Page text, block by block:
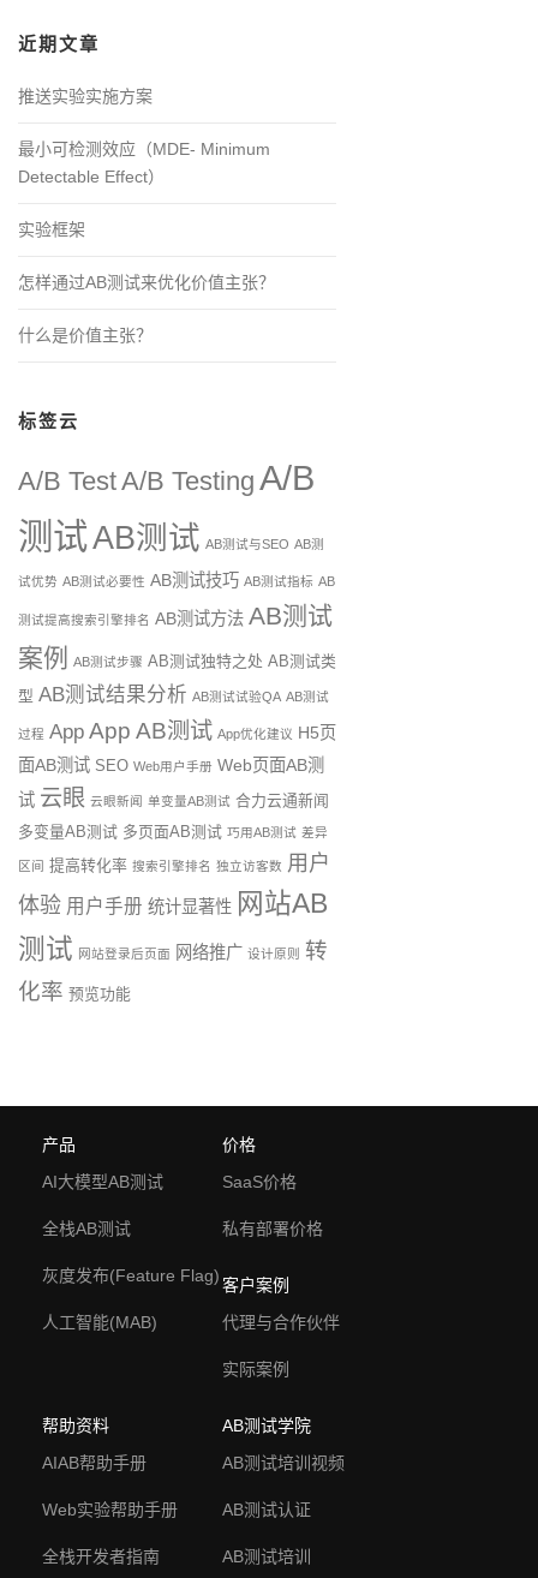
近期文章
推送实验实施方案
最小可检测效应（MDE- Minimum
Detectable Effect）
实验框架
怎样通过AB测试来优化价值主张？
什么是价值主张？
标签云
A/B TestA/B Testing A/B
测试AB测试 AB测试与SEO AB测
试优势 AB测试必要性 AB测试技巧 AB测试指标 AB
测试提高搜索引擎排名 AB测试方法 AB测试
案例
AB测试步骤 AB测试独特之处 AB测试类
型 AB测试结果分析 AB测试试验QA AB测试
过程 App App AB测试 App优化建议 H5页
面AB测试 SEO Web用户手册 Web页面AB测
试 云眼 云眼新闻 单变量AB测试 合力云通新闻
多变量AB测试 多页面AB测试 巧用AB测试 差异
区间 提高转化率 搜索引擎排名 独立访客数 用户
体验 用户手册 统计显著性 网站AB
测试 网站登录后页面 网络推广 设计原则
转
化率 预览功能
产品
AI大模型AB测试
全栈AB测试
灰度发布(Feature Flag)
人工智能(MAB)
价格
SaaS价格
私有部署价格
客户案例
代理与合作伙伴
实际案例
帮助资料
AIAB帮助手册
Web实验帮助手册
全栈开发者指南
AB测试学院
AB测试培训视频
AB测试认证
AB测试培训